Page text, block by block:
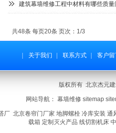
建筑幕墙维修工程中材料有哪些质量
共48条 每页20条 页次：1/3
关于我们 联系方式 客户留
版权所有 北京杰元建筑装
网站导航： 幕墙维修 sitemap
厂 北京卷帘门厂家 地脚螺栓 冷库安装 通
载箱 定制灭火产品 线切割机床